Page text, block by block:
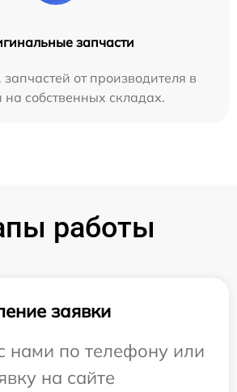
запчасти
от производителя в
на собственных складах.
работы
заявки
нами по телефону или
на сайте